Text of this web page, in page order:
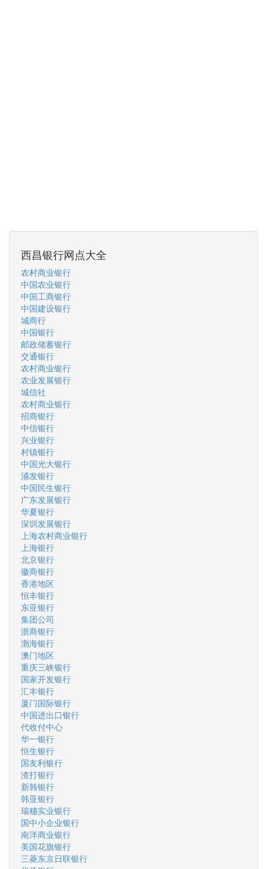
西昌银行网点大全
农村商业银行
中国农业银行
中国工商银行
中国建设银行
城商行
中国银行
邮政储蓄银行
交通银行
农村商业银行
农业发展银行
城信社
农村商业银行
招商银行
中信银行
兴业银行
村镇银行
中国光大银行
浦发银行
中国民生银行
广东发展银行
华夏银行
深圳发展银行
上海农村商业银行
上海银行
北京银行
徽商银行
香港地区
恒丰银行
东亚银行
集团公司
浙商银行
渤海银行
澳门地区
重庆三峡银行
国家开发银行
汇丰银行
厦门国际银行
中国进出口银行
代收付中心
华一银行
恒生银行
国友利银行
渣打银行
新韩银行
韩亚银行
瑞穗实业银行
国中小企业银行
南洋商业银行
美国花旗银行
三菱东京日联银行